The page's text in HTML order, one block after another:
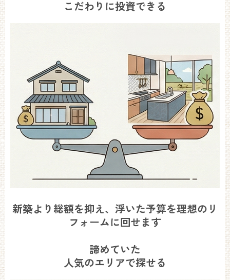
こだわりに投資できる
新築より総額を抑え、浮いた予算を理想のリ
フォームに回せます
諦めていた
人気のエリアで探せる